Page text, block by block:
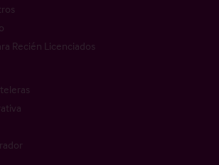
Recién Licenciados